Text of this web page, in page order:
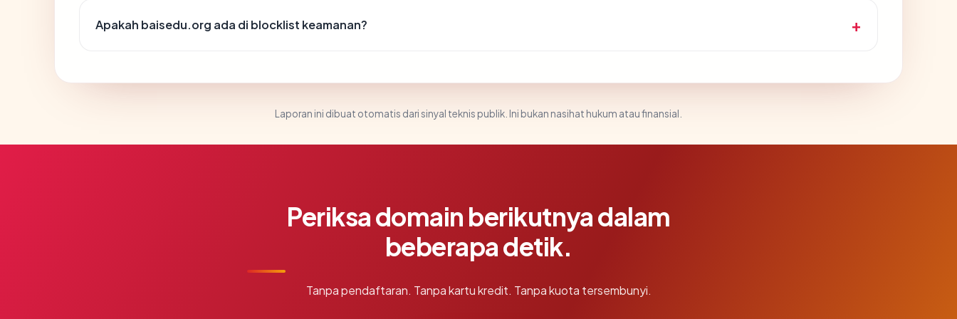
Apakah baisedu.org ada di blocklist keamanan?
Laporan ini dibuat otomatis dari sinyal teknis publik. Ini bukan nasihat hukum atau finansial.
Periksa domain berikutnya dalam
beberapa detik.
Tanpa pendaftaran. Tanpa kartu kredit. Tanpa kuota tersembunyi.